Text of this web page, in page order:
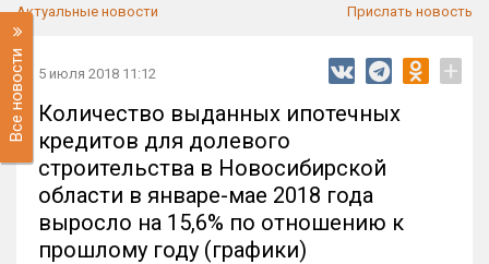
Актуальные новости Прислать новость
Все новости 5 июля 2018 11:12 +
Количество выданных ипотечных
кредитов для долевого
строительства в Новосибирской
области в январе-мае 2018 года
выросло на 15,6% по отношению к
прошлому году (графики)